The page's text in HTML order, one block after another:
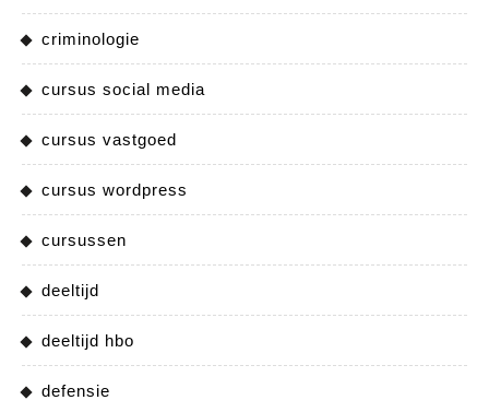
criminologie
cursus social media
cursus vastgoed
cursus wordpress
cursussen
deeltijd
deeltijd hbo
defensie